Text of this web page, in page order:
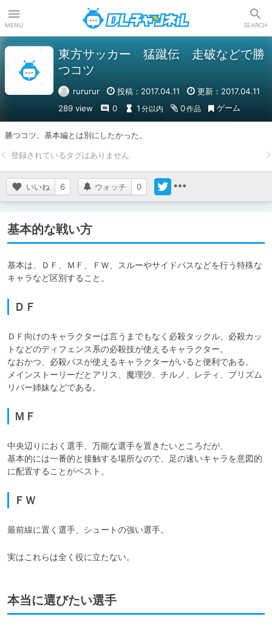
MENU SEARCH
東方サッカー 猛蹴伝 走破などで勝
つコツ
rururur 投稿：2017.04.11
更新：2017.04.11
289 view
0 1 分以内 0作品 ゲーム
勝つコツ、基本編とは別にしたかった。
いいね 6 ウォッチ 0
基本的な戦い方
基本は、ＤＦ、ＭＦ、ＦＷ、スルーやサイドパスなどを行う特殊な
キャラなど区別すること。
ＤＦ
ＤＦ向けのキャラクターは言うまでもなく必殺タックル、必殺カッ
トなどのディフェンス系の必殺技が使えるキャラクター。
なおかつ、必殺パスが使えるキャラクターがいると便利である。
メインストーリーだとアリス、魔理沙、チルノ、レティ、プリズム
ＭＦ
中央辺りにおく選手、万能な選手を置きたいところだが、
基本的には一番的と接触する場所なので、足の速いキャラを意図的
ＦＷ
最前線に置く選手、シュートの強い選手。
実はこれらは全く役に立たない。
本当に選びたい選手